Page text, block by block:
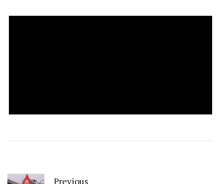
Previous